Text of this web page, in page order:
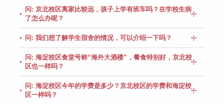
问: 京北校区离家比较远，孩子上学有班车吗？在学校生病
了怎么办呢？
问: 我们想了解学生宿舍的情况，可以介绍一下吗？
问: 海淀校区食堂号称“海外大酒楼”，餐食特别好，京北校
区也一样吗？
问: 海淀校区今年的学费是多少？京北校区的学费和海淀校
区一样吗？